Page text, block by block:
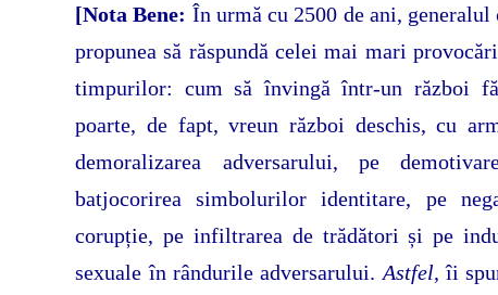
[Nota Bene: În urmă cu 2500 de ani,
propunea să răspundă celei mai mari
timpurilor: cum să învingă într-un război
poarte, de fapt, vreun război deschis, cu
demoralizarea adversarului, pe
batjocorirea simbolurilor identitare, pe
corupție, pe infiltrarea de trădători și pe
sexuale în rândurile adversarului. Astfel, îi